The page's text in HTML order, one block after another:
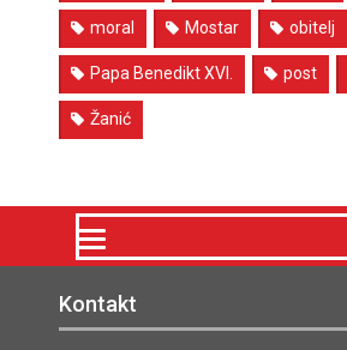
moral Mostar obitelj
Papa Benedikt XVI. post
Žanić
Kontakt